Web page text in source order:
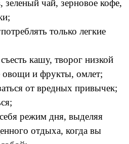
зеленый чай, зерновое кофе,
только легкие
кашу, творог низкой
овощи и фрукты, омлет;
от вредных привычек;
режим дня, выделяя
отдыха, когда вы